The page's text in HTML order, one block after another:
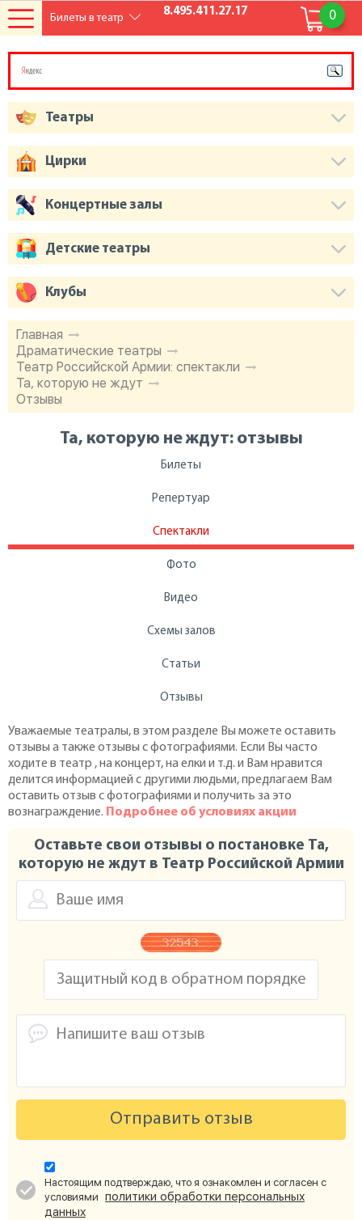
0
8.495.411.27.17
Главная
Драматические театры
Театр Российской Армии: спектакли
Та, которую не ждут
Отзывы
Та, которую не ждут: отзывы
Билеты
Репертуар
Спектакли
Фото
Видео
Схемы залов
Статьи
Отзывы
Уважаемые театралы, в этом разделе Вы можете оставить
отзывы а также отзывы с фотографиями. Если Вы часто
ходите в театр , на концерт, на елки и т.д. и Вам нравится
делится информацией с другими людьми, предлагаем Вам
оставить отзыв с фотографиями и получить за это
вознаграждение. Подробнее об условиях акции
Оставьте свои отзывы о постановке Та,
которую не ждут в Театр Российской Армии
Отправить отзыв
Настоящим подтверждаю, что я ознакомлен и согласен с
условиями политики обработки персональных
данных
Театры
Цирки
Концертные залы
Детские театры
Клубы
Билеты в театр